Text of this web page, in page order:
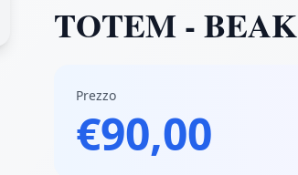
TOTEM - BEAK
Prezzo
€90,00